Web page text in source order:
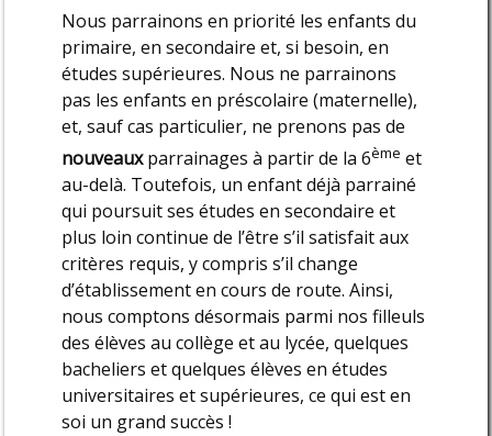
Nous parrainons en priorité les enfants du
primaire, en secondaire et, si besoin, en
études supérieures. Nous ne parrainons
pas les enfants en préscolaire (maternelle),
et, sauf cas particulier, ne prenons pas de
nouveauxparrainages à partir de la 6ème et
au-delà. Toutefois, un enfant déjà parrainé
qui poursuit ses études en secondaire et
plus loin continue de l’être s’il satisfait aux
critères requis, y compris s’il change
d’établissement en cours de route. Ainsi,
nous comptons désormais parmi nos filleuls
des élèves au collège et au lycée, quelques
bacheliers et quelques élèves en études
universitaires et supérieures, ce qui est en
soi un grand succès !